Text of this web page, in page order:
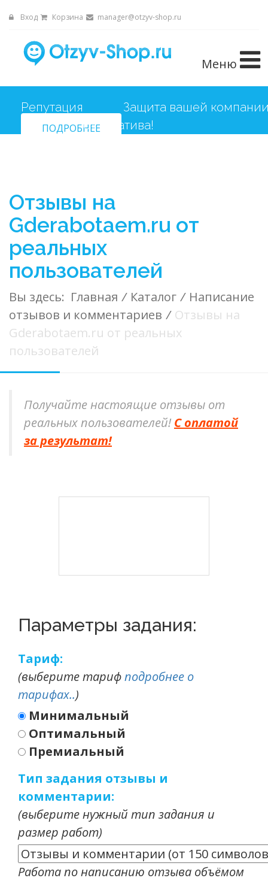
Вход Корзина manager@otzyv-shop.ru
Меню
Репутация
Защита вашей
от негатива!
ПОДРОБНЕЕ
Отзывы на
Gderabotaem.ru от
реальных
пользователей
Вы здесь: Главная / Каталог / Написание
отзывов и комментариев / Отзывы на
Gderabotaem.ru от реальных
пользователей
Получайте настоящие отзывы от
реальных пользователей! С оплатой
за результат!
Параметры задания:
Тариф:
(выберите тарифподробнее о
тарифах..)
Минимальный
Оптимальный
Премиальный
Тип задания отзывы и
комментарии:
(выберите нужный тип задания и
размер работ)
Работа по написанию отзыва объёмом